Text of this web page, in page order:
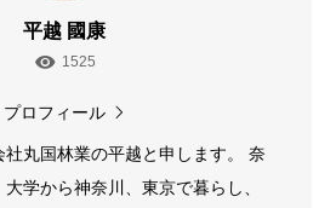
平越 國康
1525
プロフィール
丸国林業の平越と申します。 奈
学から神奈川、東京で暮らし、